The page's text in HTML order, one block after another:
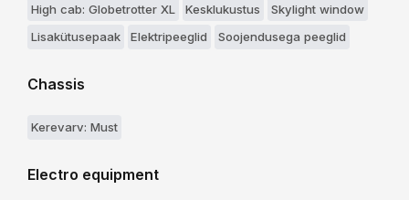
High cab: Globetrotter XL Kesklukustus
Skylight window
Lisakütusepaak
Elektripeeglid Soojendusega peeglid
Chassis
Kerevarv: Must
Electro equipment